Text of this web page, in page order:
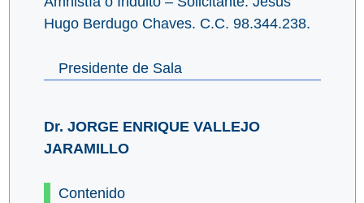
Hugo Berdugo Chaves. C.C. 98.344.238.
Presidente de Sala
Dr. JORGE ENRIQUE VALLEJO
JARAMILLO
Contenido